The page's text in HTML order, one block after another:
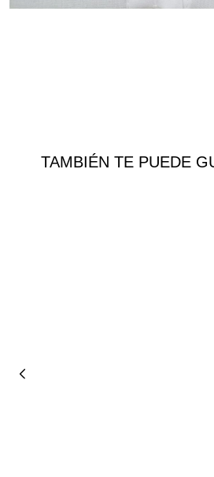
TAMBIÉN TE PUEDE